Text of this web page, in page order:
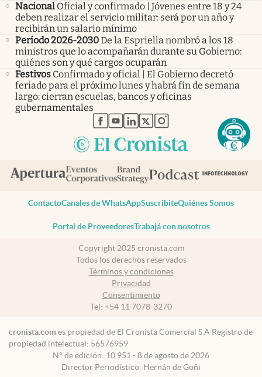
Nacional Oficial y confirmado | Jóvenes entre 18 y 24
deben realizar el servicio militar: será por un año y
recibirán un salario mínimo
Período 2026-2030De la Espriella nombró a los 18
ministros que lo acompañarán durante su Gobierno:
quiénes son y qué cargos ocuparán
Festivos Confirmado y oficial | El Gobierno decretó
feriado para el próximo lunes y habrá fin de semana
largo: cierran escuelas, bancos y oficinas
gubernamentales
abre en nueva pestaña
abre en nueva pestaña
abre en nueva pestaña
abre en nueva pestaña
abre en nueva pestaña
ContactoCanales de WhatsAppSuscribiteQuiénes Somos
Portal de ProveedoresTrabajá con nosotros
Copyright 2025 cronista.com
Todos los derechos reservados
Términos y condiciones
Privacidad
Consentimiento
Tel: +54 11 7078-3270
cronista.com es propiedad de El Cronista Comercial S.A Registro de
propiedad intelectual: 56576959
N° de edición: 10.951 - 8 de agosto de 2026
Director Periodístico: Hernán de Goñi